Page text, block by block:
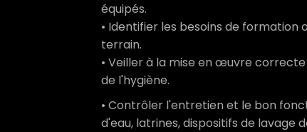
équipés.
• Identifier les besoins de
terrain.
• Veiller à la mise en œuvre
de l'hygiène.
• Contrôler l'entretien et le bon
d'eau, latrines, dispositifs de lavage